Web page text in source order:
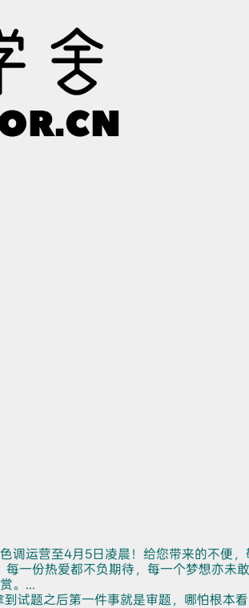
调运营至4月5日凌晨！给您带来的不便
一份热爱都不负期待，每一个梦想亦
。...
试题之后第一件事就是审题，哪怕根本